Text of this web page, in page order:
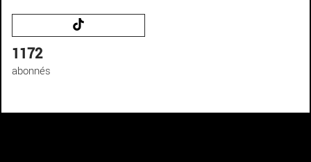
1172
abonnés